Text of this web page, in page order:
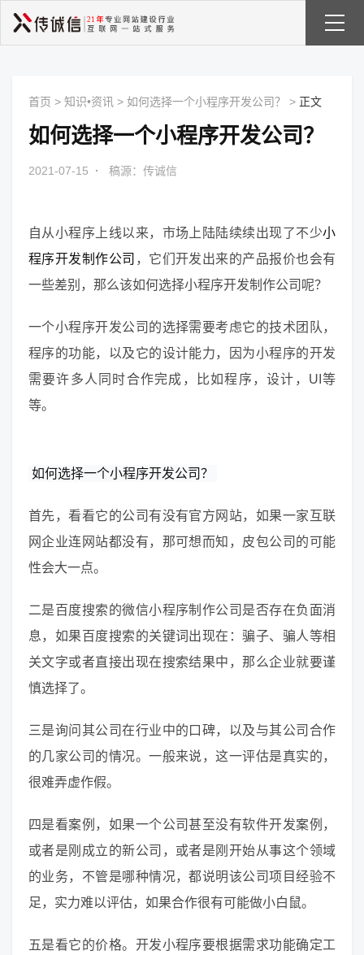
首页 > 知识•资讯 > 如何选择一个小程序开发公司？ > 正文
如何选择一个小程序开发公司？
2021-07-15 · 稿源：传诚信
自从小程序上线以来，市场上陆陆续续出现了不少小
程序开发制作公司 ，它们开发出来的产品报价也会有
一些差别，那么该如何选择小程序开发制作公司呢？
一个小程序开发公司的选择需要考虑它的技术团队，
程序的功能，以及它的设计能力，因为小程序的开发
需要许多人同时合作完成，比如程序，设计，UI等
等。
如何选择一个小程序开发公司？
首先，看看它的公司有没有官方网站，如果一家互联
网企业连网站都没有，那可想而知，皮包公司的可能
性会大一点。
二是百度搜索的微信小程序制作公司是否存在负面消
息，如果百度搜索的关键词出现在：骗子、骗人等相
关文字或者直接出现在搜索结果中，那么企业就要谨
慎选择了。
三是询问其公司在行业中的口碑，以及与其公司合作
的几家公司的情况。一般来说，这一评估是真实的，
很难弄虚作假。
四是看案例，如果一个公司甚至没有软件开发案例，
或者是刚成立的新公司，或者是刚开始从事这个领域
的业务，不管是哪种情况，都说明该公司项目经验不
足，实力难以评估，如果合作很有可能做小白鼠。
五是看它的价格。开发小程序要根据需求功能确定工